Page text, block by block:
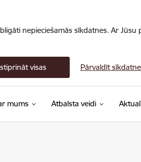
nepieciešamās sīkdatnes. Ar
visas Pārvaldīt
mums Atbalsta veidi